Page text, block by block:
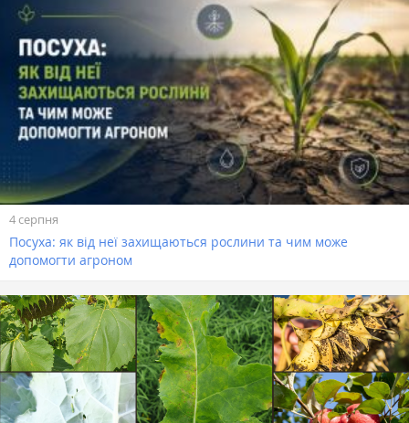
4 серпня
Посуха: як від неї захищаються рослини та чим може
допомогти агроном